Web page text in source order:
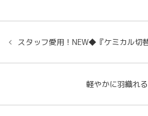
スタッフ愛用！NEW◆『ケミカル切
軽やかに羽織れ